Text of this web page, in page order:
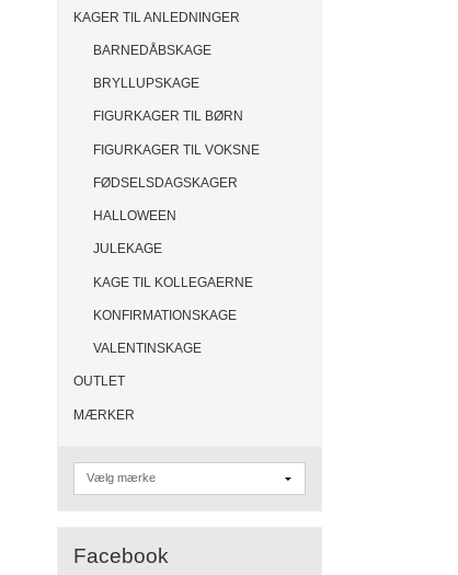
KAGER TIL ANLEDNINGER
BARNEDÅBSKAGE
BRYLLUPSKAGE
FIGURKAGER TIL BØRN
FIGURKAGER TIL VOKSNE
FØDSELSDAGSKAGER
HALLOWEEN
JULEKAGE
KAGE TIL KOLLEGAERNE
KONFIRMATIONSKAGE
VALENTINSKAGE
OUTLET
MÆRKER
Facebook